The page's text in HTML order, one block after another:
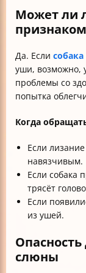
Может ли
Да. Если
уши, возможно,
проблемы со
попытка
Когда
Если
навязчивым.
Если собака
трясёт
Если
из ушей.
слюны